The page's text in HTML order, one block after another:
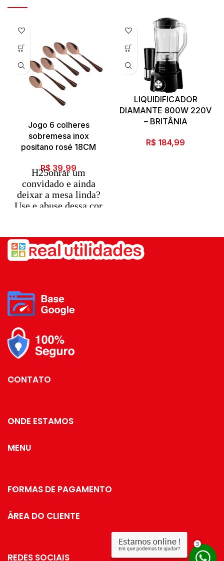
Jogo 6 colheres
sobremesa inox
positano rosé 18CM
R$ 39,99
H25onrar um
convidado e ainda
deixar a mesa linda?
Use e abuse dessa cor
não só em colares,
mas também
compondo a sua mesa
importantes.
é claro que você já
está imaginando qual
jogo de pratos e taças
vai usar para deixar
tudo perfeito.
Essa cor vai dar um
para seu jantar.
LIQUIDIFICADOR
DIAMANTE 800W 220V
– BRITÂNIA
R$ 184,99
CONTATO
ONDE ESTAMOS
MENU
FORMAS DE PAGAMENTO
ÁREA DO CLIENTE
REDES SOCIAIS